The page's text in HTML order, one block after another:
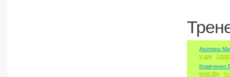
Акопянц
у-шу
Кравченко
кунг-фу